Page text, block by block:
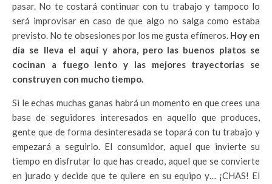
pasar. No te costará continuar con tu trabajo y tampoco lo
será improvisar en caso de que algo no salga como estaba
previsto. No te obsesiones por los me gusta efímeros. Hoy en
día se lleva el aquí y ahora, pero las buenos platos se
cocinan a fuego lento y las mejores trayectorias se
construyen con mucho tiempo.
Si le echas muchas ganas habrá un momento en que crees una
base de seguidores interesados en aquello que produces,
gente que de forma desinteresada se topará con tu trabajo y
empezará a seguirlo. El consumidor, aquel que invierte su
tiempo en disfrutar lo que has creado, aquel que se convierte
en jurado y decide que te quiere en su equipo y… ¡CHAS! El